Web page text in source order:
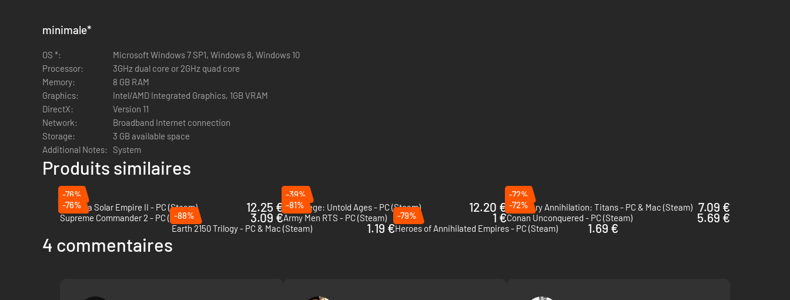
Particularités
Un jeu de stratégie en temps réel rapide et multijoueur
Jouez avec vos amis à divers modes de jeu différents, y compris le mode co-op
Vos unités gagnent de l'XP et des niveaux
Le monde est constitué de cercles, contenant tous des ennemis et un butin différents
Étendez votre empire cercle après cercle
Des mondes générés aléatoirement, à la faune et à la flore uniques
Plus de 250 types de créatures, bâtiments, ressources à récolter et autres objets de gain de niveau
Plus de 25 chefs de faction différents et une grande variété de bonus
Un grand nombre d'options permettant de moduler la difficulté du jeu, quel que soit votre niveau
minimale*
OS *:
Microsoft Windows 7 SP1, Windows 8, Windows 10
Processor:
3GHz dual core or 2GHz quad core
Memory:
8 GB RAM
Graphics:
Intel/AMD Integrated Graphics, 1GB VRAM
DirectX:
Version 11
Network:
Broadband Internet connection
Storage:
3 GB available space
Additional Notes:
System
Produits similaires
-76%
Sins of a Solar Empire II - PC (Steam)
12.25 €
-39%
EverSiege: Untold Ages - PC (Steam)
12.20 €
-72%
Planetary Annihilation: Titans - PC & Mac (Steam) 7.09 €
-76%
Supreme Commander 2 - PC (Steam)
3.09 €
-81%
Army Men RTS - PC (Steam)
1 €
-72%
Conan Unconquered - PC (Steam)
5.69 €
-88%
Earth 2150 Trilogy - PC & Mac (Steam)
1.19 €
-79%
Heroes of Annihilated Empires - PC (Steam)
1.69 €
4 commentaires